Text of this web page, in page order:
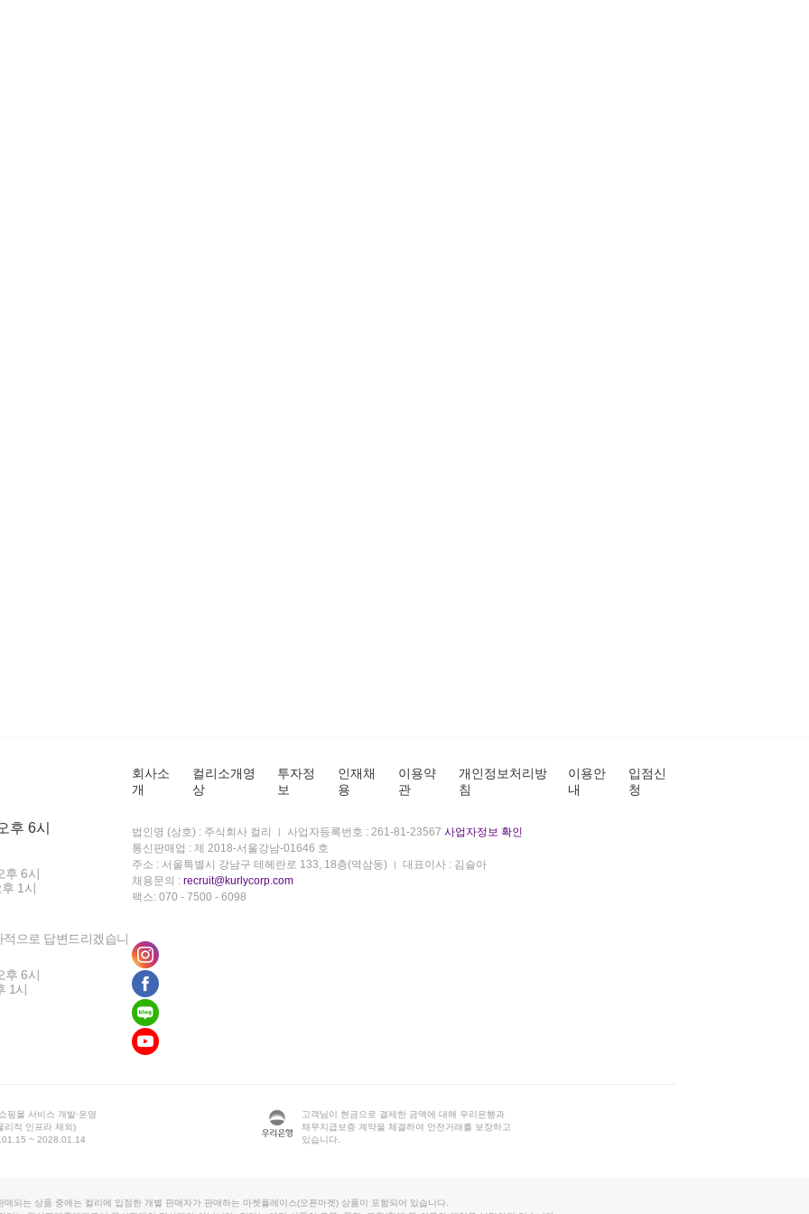
후 6시
후 6시
1시
으로 답변드리겠습니
후 6시
1시
회사소
개
컬리소개영
상
투자정
보
인재채
용
이용약
관
개인정보처리방
침
이용안
내
입점신
청
법인명 (상호) : 주식회사 컬리 사업자등록번호 : 261-81-23567 사업자정보 확인
통신판매업 : 제 2018-서울강남-01646 호
주소 : 서울특별시 강남구 테헤란로 133, 18층(역삼동)
대표이사 : 김슬아
채용문의 : recruit@kurlycorp.com
팩스: 070 - 7500 - 6098
핑몰 서비스 개발·운영
리적 인프라 제외)
~ 2028.01.14
고객님이 현금으로 결제한 금액에 대해 우리은행과
채무지급보증 계약을 체결하여 안전거래를 보장하고
있습니다.
매되는 상품 중에는 컬리에 입점한 개별 판매자가 판매하는 마켓플레이스(오픈마켓) 상품이 포함되어 있습니다.